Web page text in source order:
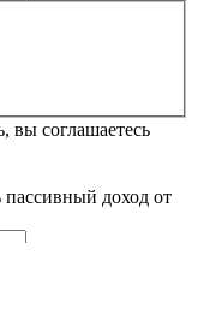
вы соглашаетесь
пассивный доход от